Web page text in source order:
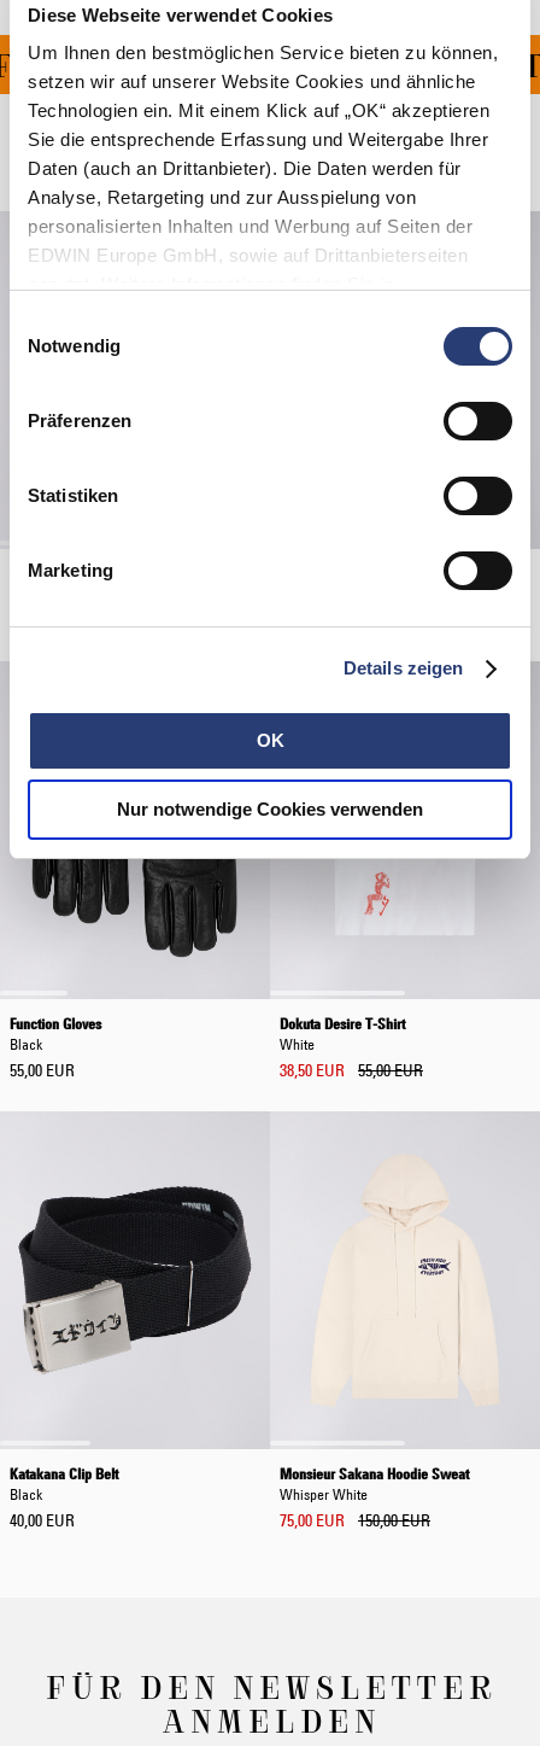
Diese Webseite verwendet Cookies
Um Ihnen den bestmöglichen Service bieten zu können,
setzen wir auf unserer Website Cookies und ähnliche
Technologien ein. Mit einem Klick auf „OK“ akzeptieren
Sie die entsprechende Erfassung und Weitergabe Ihrer
Daten (auch an Drittanbieter). Die Daten werden für
Analyse, Retargeting und zur Ausspielung von
personalisierten Inhalten und Werbung auf Seiten der
EDWIN Europe GmbH, sowie auf Drittanbieterseiten
von Cookies ablehnen oder jederzeit über Ihre Browser
Notwendig
Präferenzen
Statistiken
Marketing
Details zeigen
OK
Nur notwendige Cookies verwenden
FÜR ALLE
Verwandte Artikel
Wide Pant
United We Stand Hoodie Sweat
Function Gloves
Black
55,00 EUR
Dokuta Desire T-Shirt
White
38,50 EUR 55,00 EUR
Katakana Clip Belt
Black
40,00 EUR
Monsieur Sakana Hoodie Sweat
Whisper White
75,00 EUR 150,00 EUR
FÜR DEN NEWSLETTER
ANMELDEN